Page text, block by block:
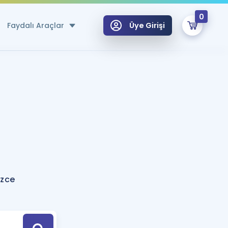
Faydalı Araçlar
Hesaplama Aracı
için Öneriler
Tek Takvimde
Üye Girişi
0